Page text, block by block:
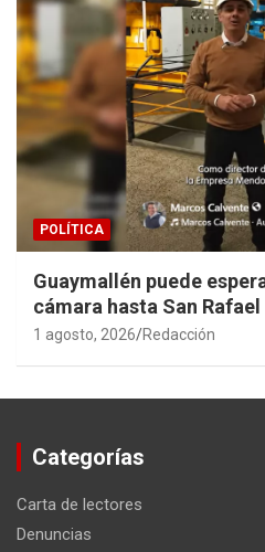
POLÍTICA
Guaymallén puede
cámara hasta San Rafael
1 agosto, 2026 Redacción
Categorías
Carta de lectores
Denuncias